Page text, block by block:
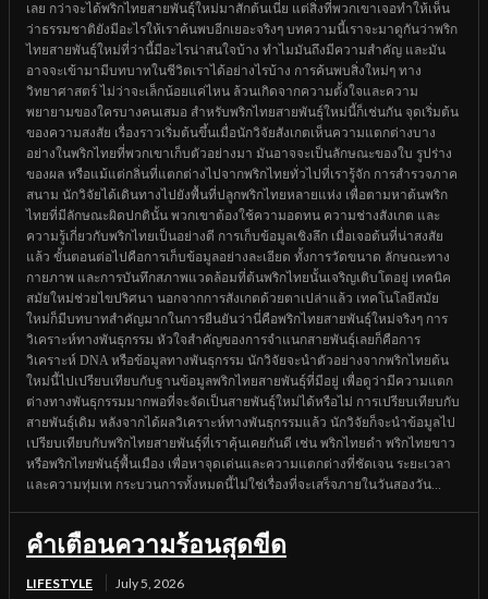
เลย กว่าจะได้พริกไทยสายพันธุ์ใหม่มาสักต้นเนี่ย แต่สิ่งที่พวกเขาเจอทำให้เห็น
ว่าธรรมชาติยังมีอะไรให้เราค้นพบอีกเยอะจริงๆ บทความนี้เราจะมาดูกันว่าพริก
ไทยสายพันธุ์ใหม่ที่ว่านี้มีอะไรน่าสนใจบ้าง ทำไมมันถึงมีความสำคัญ และมัน
อาจจะเข้ามามีบทบาทในชีวิตเราได้อย่างไรบ้าง การค้นพบสิ่งใหม่ๆ ทาง
วิทยาศาสตร์ ไม่ว่าจะเล็กน้อยแค่ไหน ล้วนเกิดจากความตั้งใจและความ
พยายามของใครบางคนเสมอ สำหรับพริกไทยสายพันธุ์ใหม่นี้ก็เช่นกัน จุดเริ่มต้น
ของความสงสัย เรื่องราวเริ่มต้นขึ้นเมื่อนักวิจัยสังเกตเห็นความแตกต่างบาง
อย่างในพริกไทยที่พวกเขาเก็บตัวอย่างมา มันอาจจะเป็นลักษณะของใบ รูปร่าง
ของผล หรือแม้แต่กลิ่นที่แตกต่างไปจากพริกไทยทั่วไปที่เรารู้จัก การสำรวจภาค
สนาม นักวิจัยได้เดินทางไปยังพื้นที่ปลูกพริกไทยหลายแห่ง เพื่อตามหาต้นพริก
ไทยที่มีลักษณะผิดปกตินั้น พวกเขาต้องใช้ความอดทน ความช่างสังเกต และ
ความรู้เกี่ยวกับพริกไทยเป็นอย่างดี การเก็บข้อมูลเชิงลึก เมื่อเจอต้นที่น่าสงสัย
แล้ว ขั้นตอนต่อไปคือการเก็บข้อมูลอย่างละเอียด ทั้งการวัดขนาด ลักษณะทาง
กายภาพ และการบันทึกสภาพแวดล้อมที่ต้นพริกไทยนั้นเจริญเติบโตอยู่ เทคนิค
สมัยใหม่ช่วยไขปริศนา นอกจากการสังเกตด้วยตาเปล่าแล้ว เทคโนโลยีสมัย
ใหม่ก็มีบทบาทสำคัญมากในการยืนยันว่านี่คือพริกไทยสายพันธุ์ใหม่จริงๆ การ
วิเคราะห์ทางพันธุกรรม หัวใจสำคัญของการจำแนกสายพันธุ์เลยก็คือการ
วิเคราะห์ DNA หรือข้อมูลทางพันธุกรรม นักวิจัยจะนำตัวอย่างจากพริกไทยต้น
ใหม่นี้ไปเปรียบเทียบกับฐานข้อมูลพริกไทยสายพันธุ์ที่มีอยู่ เพื่อดูว่ามีความแตก
ต่างทางพันธุกรรมมากพอที่จะจัดเป็นสายพันธุ์ใหม่ได้หรือไม่ การเปรียบเทียบกับ
สายพันธุ์เดิม หลังจากได้ผลวิเคราะห์ทางพันธุกรรมแล้ว นักวิจัยก็จะนำข้อมูลไป
เปรียบเทียบกับพริกไทยสายพันธุ์ที่เราคุ้นเคยกันดี เช่น พริกไทยดำ พริกไทยขาว
หรือพริกไทยพันธุ์พื้นเมือง เพื่อหาจุดเด่นและความแตกต่างที่ชัดเจน ระยะเวลา
และความทุ่มเท กระบวนการทั้งหมดนี้ไม่ใช่เรื่องที่จะเสร็จภายในวันสองวัน...
คำเตือนความร้อนสุดขีด
LIFESTYLE July 5, 2026